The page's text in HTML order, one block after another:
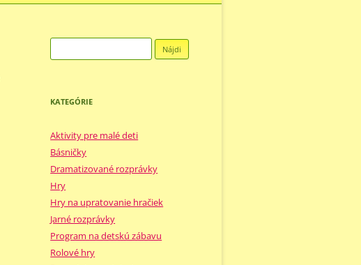
KATEGÓRIE
Aktivity pre malé deti
Básničky
Dramatizované rozprávky
Hry
Hry na upratovanie hračiek
Jarné rozprávky
Program na detskú zábavu
Rolové hry